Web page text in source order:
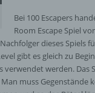
Bei 100 Escapers
Room Escape Spiel
dieses Spiels
gibt es gleich zu
verwendet werden. Das
muss Gegenstände